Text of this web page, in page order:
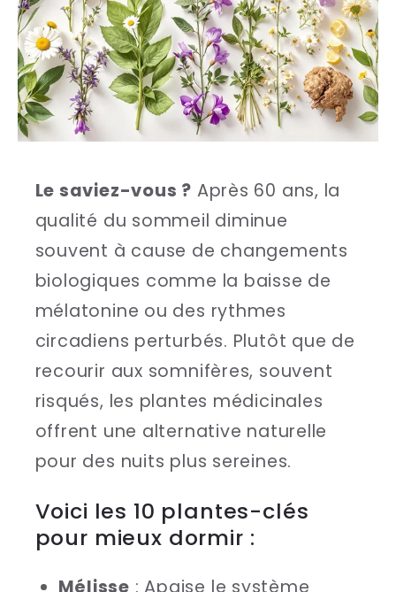
Le saviez-vous ? Après 60 ans, la
qualité du sommeil diminue
souvent à cause de changements
biologiques comme la baisse de
mélatonine ou des rythmes
circadiens perturbés. Plutôt que de
recourir aux somnifères, souvent
risqués, les plantes médicinales
offrent une alternative naturelle
pour des nuits plus sereines.
Voici les 10 plantes-clés
pour mieux dormir :
Mélisse : Apaise le système